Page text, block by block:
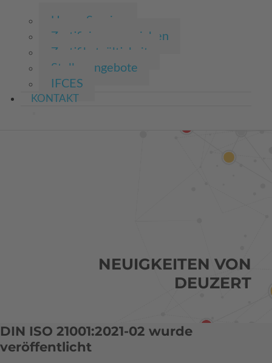
Unser Service
Zertifizierungszeichen
Zertifikatgültigkeit
Stellenangebote
IFCES
KONTAKT
NEUIGKEITEN VON
DEUZERT
DIN ISO 21001:2021-02 wurde
veröffentlicht